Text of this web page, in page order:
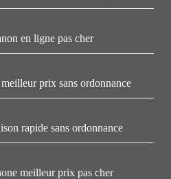
en ligne pas cher
prix sans ordonnance
rapide sans ordonnance
meilleur prix pas cher